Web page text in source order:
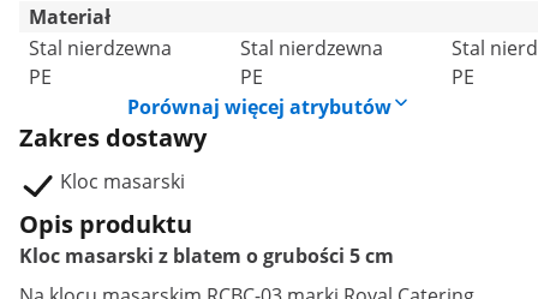
Materiał
Stal nierdzewna
PE
Stal nierdzewna
PE
Stal
PE
Porównaj więcej atrybutów
Zakres dostawy
Kloc masarski
Opis produktu
Kloc masarski z blatem o grubości 5 cm